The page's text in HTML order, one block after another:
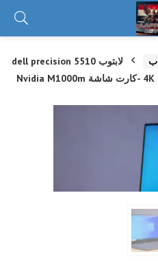
لابتوب dell precision 5510